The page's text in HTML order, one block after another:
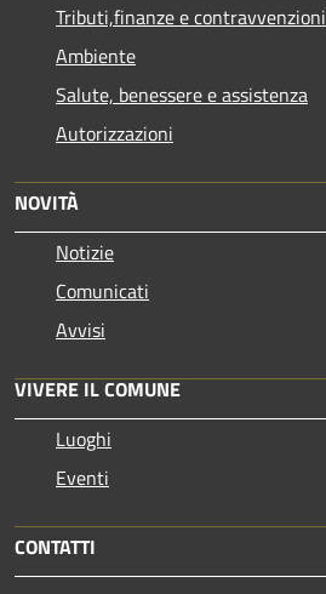
Tributi,finanze e contravvenzioni
Ambiente
Salute, benessere e assistenza
Autorizzazioni
NOVITÀ
Notizie
Comunicati
Avvisi
VIVERE IL COMUNE
Luoghi
Eventi
CONTATTI